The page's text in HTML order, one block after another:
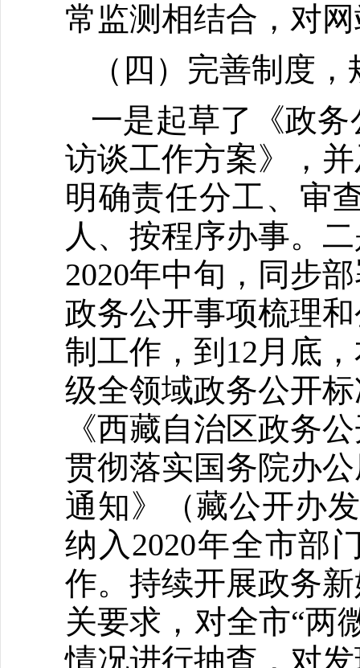
常监测相结合，对
（四）完善制度
一是起草了《政
访谈工作方案》，
明确责任分工、审
人、按程序办事。
2020年中旬，同步
政务公开事项梳理
制工作，到12月底
级全领域政务公开
《西藏自治区政务
贯彻落实国务院办
通知》（藏公开办
纳入2020年全市部
作。持续开展政务
关要求，对全市“两
情况进行抽查，对